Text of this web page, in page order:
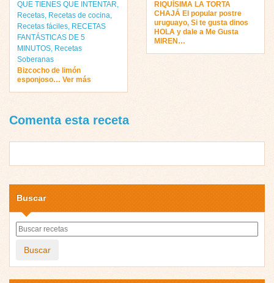
QUE TIENES QUE INTENTAR,
Recetas, Recetas de cocina,
Recetas fáciles, RECETAS
FANTÁSTICAS DE 5
MINUTOS, Recetas
Soberanas
Bizcocho de limón
esponjoso… Ver más
RIQUÍSIMA LA TORTA
CHAJÁ El popular postre
uruguayo, Si te gusta dinos
HOLA y dale a Me Gusta
MIREN…
Comenta esta receta
Buscar
Buscar